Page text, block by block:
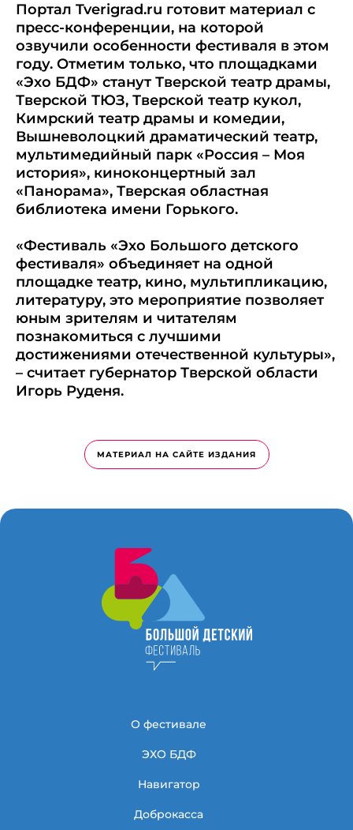
Портал Tverigrad.ru готовит материал с
пресс-конференции, на которой
озвучили особенности фестиваля в этом
году. Отметим только, что площадками
«Эхо БДФ» станут Тверской театр драмы,
Тверской ТЮЗ, Тверской театр кукол,
Кимрский театр драмы и комедии,
Вышневолоцкий драматический театр,
мультимедийный парк «Россия – Моя
история», киноконцертный зал
«Панорама», Тверская областная
библиотека имени Горького.
«Фестиваль «Эхо Большого детского
фестиваля» объединяет на одной
площадке театр, кино, мультипликацию,
литературу, это мероприятие позволяет
юным зрителям и читателям
познакомиться с лучшими
достижениями отечественной культуры»,
– считает губернатор Тверской области
Игорь Руденя.
МАТЕРИАЛ НА САЙТЕ ИЗДАНИЯ
О фестивале
ЭХО БДФ
Навигатор
Доброкасса